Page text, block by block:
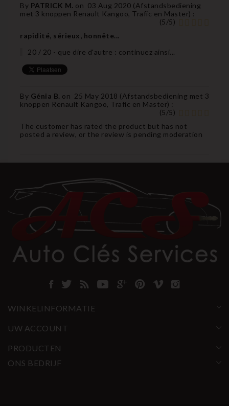
By PATRICK M. on 03 Aug 2020 (Afstandsbediening
met 3 knoppen Renault Kangoo, Trafic en Master) :
(5/5)
rapidité, sérieux, honnête...
20 / 20 - que dire d'autre : continuez ainsi...
By Génia B. on 25 May 2018 (Afstandsbediening met 3
knoppen Renault Kangoo, Trafic en Master) :
(5/5)
The customer has rated the product but has not
posted a review, or the review is pending moderation
WINKELINFORMATIE
UW ACCOUNT
PRODUCTEN
ONS BEDRIJF